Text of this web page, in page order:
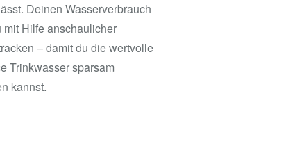
Deinen Wasserverbrauch
mit Hilfe anschaulicher
– damit du die wertvolle
Trinkwasser sparsam
kannst.